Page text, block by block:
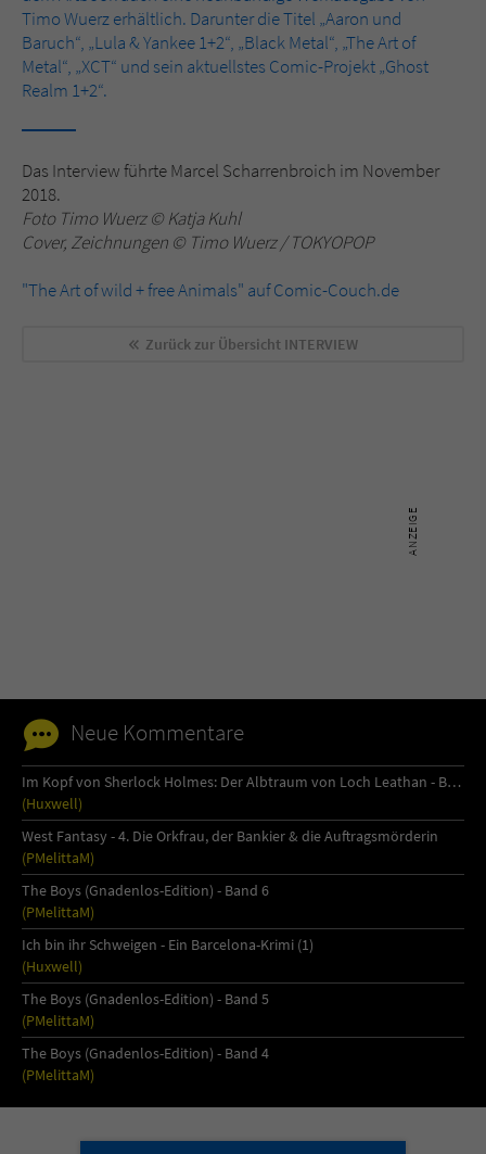
Timo Wuerz erhältlich. Darunter die Titel „Aaron und
Baruch“, „Lula & Yankee 1+2“, „Black Metal“, „The Art of
Metal“, „XCT“ und sein aktuellstes Comic-Projekt „Ghost
Realm 1+2“.
Das Interview führte Marcel Scharrenbroich im November
2018.
Foto Timo Wuerz © Katja Kuhl
Cover, Zeichnungen © Timo Wuerz / TOKYOPOP
"The Art of wild + free Animals" auf Comic-Couch.de
Zurück zur Übersicht INTERVIEW
Neue Kommentare
Im Kopf von Sherlock Holmes: Der Albtraum von Loch Leathan - Buch 1
(Huxwell)
West Fantasy - 4. Die Orkfrau, der Bankier & die Auftragsmörderin
(PMelittaM)
The Boys (Gnadenlos-Edition) - Band 6
(PMelittaM)
Ich bin ihr Schweigen - Ein Barcelona-Krimi (1)
(Huxwell)
The Boys (Gnadenlos-Edition) - Band 5
(PMelittaM)
The Boys (Gnadenlos-Edition) - Band 4
(PMelittaM)